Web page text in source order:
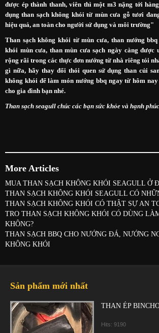
được ép thành thanh, viên thì một m3 nặng tới
dụng than sạch không khói từ mùn cưa gỗ tươi
hiệu quả, an toàn cho người sử dụng và môi trường"
Than sạch không khói từ mùn cưa, than nướng
khói mùn cưa, than mùn cưa sạch ngày càng được
rộng rãi trong các thực đơn nướng từ nhà riêng tói
gì nữa, hãy thay đổi thói quen sử dụng than củi
không khói để làm món nướng bbq ngay từ hôm nay
cho gia đình bạn nhé.
Than sạch seagull chúc các bạn sức khỏe và hạnh
More Articles
MUA THAN SẠCH KHÔNG KHÓI SEAGULL Ở
THAN SẠCH KHÔNG KHÓI SEAGULL CÓ
THAN SẠCH KHÔNG KHÓI CÓ THẬT SỰ AN
TRO THAN SẠCH KHÔNG KHÓI CÓ DÙNG
KHÔNG?
THAN SẠCH BBQ CHO NƯỚNG ĐÁ, NƯỚNG
KHÔNG KHÓI
Sản phẩm mới nhất
THAN ÉP
Hits: 9190